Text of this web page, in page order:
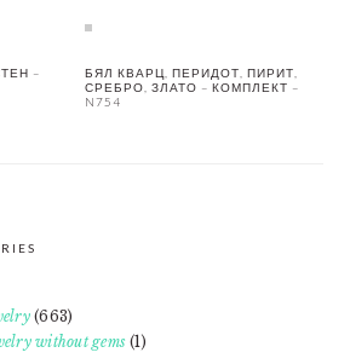
–
БЯЛ КВАРЦ, ПЕРИДОТ, ПИРИТ,
СРЕБРО, ЗЛАТО – КОМПЛЕКТ –
N754
(663)
without gems (1)